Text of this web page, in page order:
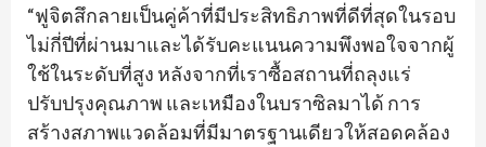
“ฟูจิตสึกลายเป็นคู่ค้าที่มีประสิทธิภาพที่ดีที่สุดในรอบ
ไม่กี่ปีที่ผ่านมาและได้รับคะแนนความพึงพอใจจากผู้
ใช้ในระดับที่สูง หลังจากที่เราซื้อสถานที่ถลุงแร่
ปรับปรุงคุณภาพ และเหมืองในบราซิลมาได้ การ
สร้างสภาพแวดล้อมที่มีมาตรฐานเดียวให้สอดคล้อง